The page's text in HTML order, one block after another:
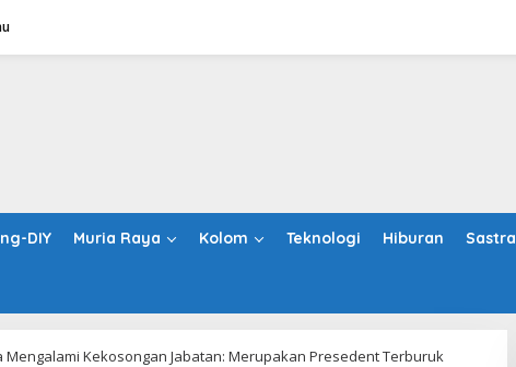
DIY Muria Raya Kolom Teknologi Hiburan Sastra
Kekosongan Jabatan: Merupakan Presedent Terburuk